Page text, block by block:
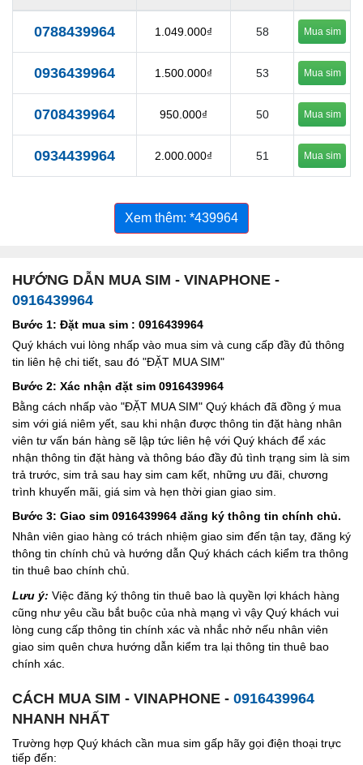
0788439964 1.049.000₫ 58 Mua sim
0936439964 1.500.000₫ 53 Mua sim
0708439964 950.000₫ 50 Mua sim
0934439964 2.000.000₫ 51 Mua sim
Xem thêm: *439964
HƯỚNG DẪN MUA SIM - VINAPHONE -
0916439964
Bước 1: Đặt mua sim : 0916439964
Quý khách vui lòng nhấp vào mua sim và cung cấp đầy đủ thông
tin liên hệ chi tiết, sau đó "ĐẶT MUA SIM"
Bước 2: Xác nhận đặt sim 0916439964
Bằng cách nhấp vào "ĐẶT MUA SIM" Quý khách đã đồng ý mua
sim với giá niêm yết, sau khi nhận được thông tin đặt hàng nhân
viên tư vấn bán hàng sẽ lập tức liên hệ với Quý khách để xác
nhận thông tin đặt hàng và thông báo đầy đủ tình trạng sim là sim
trả trước, sim trả sau hay sim cam kết, những ưu đãi, chương
trình khuyến mãi, giá sim và hẹn thời gian giao sim.
Bước 3: Giao sim 0916439964 đăng ký thông tin chính chủ.
Nhân viên giao hàng có trách nhiệm giao sim đến tận tay, đăng ký
thông tin chính chủ và hướng dẫn Quý khách cách kiểm tra thông
tin thuê bao chính chủ.
Lưu ý: Việc đăng ký thông tin thuê bao là quyền lợi khách hàng
cũng như yêu cầu bắt buộc của nhà mạng vì vậy Quý khách vui
lòng cung cấp thông tin chính xác và nhắc nhở nếu nhân viên
giao sim quên chưa hướng dẫn kiểm tra lại thông tin thuê bao
chính xác.
CÁCH MUA SIM - VINAPHONE - 0916439964
NHANH NHẤT
Trường hợp Quý khách cần mua sim gấp hãy gọi điện thoại trực
tiếp đến: